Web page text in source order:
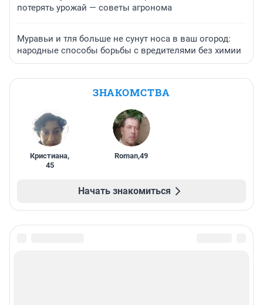
потерять урожай — советы агронома
Муравьи и тля больше не сунут носа в ваш огород:
народные способы борьбы с вредителями без химии
ЗНАКОМСТВА
Кристиана,
45
Roman,49
Начать знакомиться